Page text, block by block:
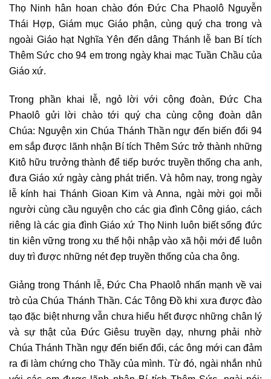
Thọ Ninh hân hoan chào đón Đức Cha Phaolô Nguyễn
Thái Hợp, Giám mục Giáo phận, cùng quý cha trong và
ngoài Giáo hạt Nghĩa Yên đến dâng Thánh lễ ban Bí tích
Thêm Sức cho 94 em trong ngày khai mạc Tuần Chầu của
Giáo xứ.
Trong phần khai lễ, ngỏ lời với cộng đoàn, Đức Cha
Phaolô gửi lời chào tới quý cha cùng cộng đoàn dân
Chúa: Nguyện xin Chúa Thánh Thần ngự đến biến đổi 94
em sắp được lãnh nhận Bí tích Thêm Sức trở thành những
Kitô hữu trưởng thành để tiếp bước truyền thống cha anh,
đưa Giáo xứ ngày càng phát triển. Và hôm nay, trong ngày
lễ kính hai Thánh Gioan Kim và Anna, ngài mời gọi mỗi
người cùng cầu nguyện cho các gia đình Công giáo, cách
riêng là các gia đình Giáo xứ Thọ Ninh luôn biết sống đức
tin kiên vững trong xu thế hội nhập vào xã hội mới để luôn
duy trì được những nét đẹp truyền thống của cha ông.
Giảng trong Thánh lễ, Đức Cha Phaolô nhấn mạnh về vai
trò của Chúa Thánh Thần. Các Tông Đồ khi xưa được đào
tạo đặc biệt nhưng vẫn chưa hiểu hết được những chân lý
và sự thật của Đức Giêsu truyền dạy, nhưng phải nhờ
Chúa Thánh Thần ngự đến biến đổi, các ông mới can đảm
ra đi làm chứng cho Thầy của mình. Từ đó, ngài nhắn nhủ